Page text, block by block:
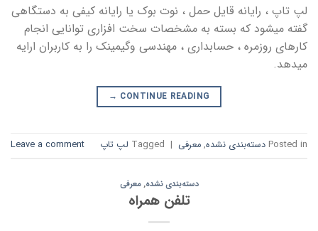
لپ تاپ ، رایانه قایل حمل ، نوت بوک یا رایانه کیفی به دستگاهی
گفته میشود که بسته به مشخصات سخت افزاری توانایی انجام
کارهای روزمره ، حسابداری ، مهندسی وگیمینک را به کاربران ارایه
میدهد.
CONTINUE READING
→
Posted in دسته‌بندی نشده, معرفی |
Tagged لپ تاپ Leave a comment
دسته‌بندی نشده,معرفی
تلفن همراه